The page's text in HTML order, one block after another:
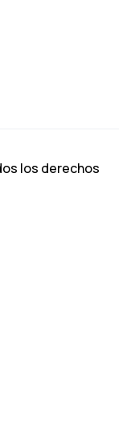
los derechos